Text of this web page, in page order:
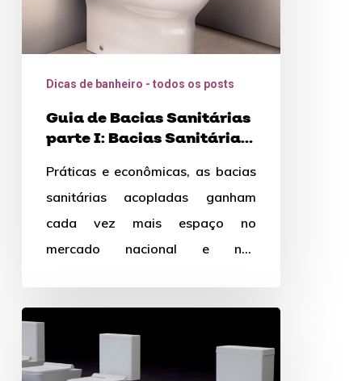
Sanitárias
Acopladas
Dicas de banheiro - todos os posts
Guia de Bacias Sanitárias
parte I: Bacias Sanitárias
Práticas e econômicas, as bacias
sanitárias acopladas ganham
cada vez mais espaço no
mercado nacional e nas
Tudo
que